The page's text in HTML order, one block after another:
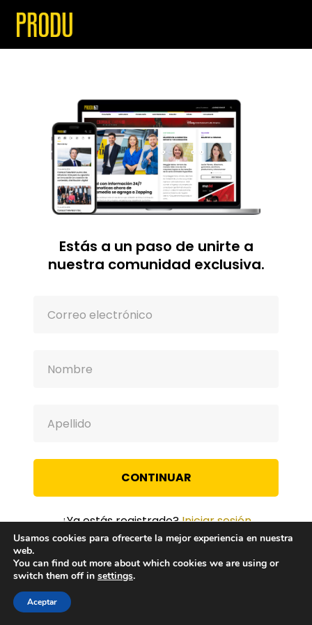
Estás a un paso de unirte a
nuestra comunidad exclusiva.
CONTINUAR
¿Ya estás registrado?Iniciar sesión
Usamos cookies para ofrecerte la mejor experiencia en nuestra
web.
You can find out more about which cookies we are using or
switch them off in settings.
Aceptar